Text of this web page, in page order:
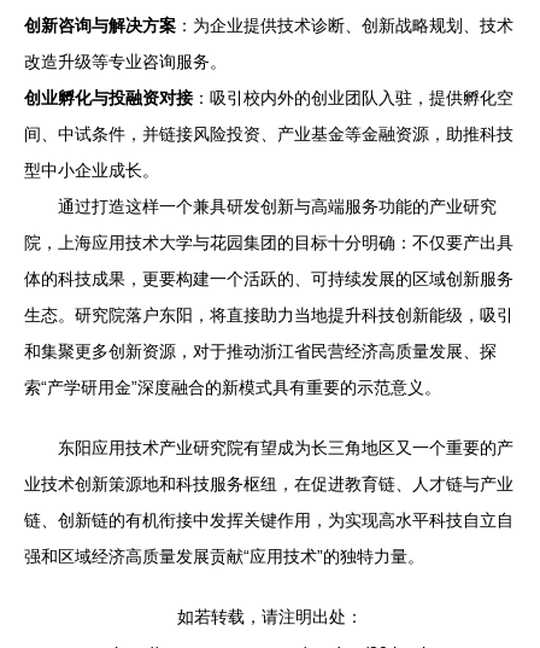
创新咨询与解决方案 ：为企业提供技术诊断、创新战略规划、技术
改造升级等专业咨询服务。
创业孵化与投融资对接 ：吸引校内外的创业团队入驻，提供孵化空
间、中试条件，并链接风险投资、产业基金等金融资源，助推科技
型中小企业成长。
通过打造这样一个兼具研发创新与高端服务功能的产业研究
院，上海应用技术大学与花园集团的目标十分明确：不仅要产出具
体的科技成果，更要构建一个活跃的、可持续发展的区域创新服务
生态。研究院落户东阳，将直接助力当地提升科技创新能级，吸引
和集聚更多创新资源，对于推动浙江省民营经济高质量发展、探
索“产学研用金”深度融合的新模式具有重要的示范意义。
东阳应用技术产业研究院有望成为长三角地区又一个重要的产
业技术创新策源地和科技服务枢纽，在促进教育链、人才链与产业
链、创新链的有机衔接中发挥关键作用，为实现高水平科技自立自
强和区域经济高质量发展贡献“应用技术”的独特力量。
如若转载，请注明出处：